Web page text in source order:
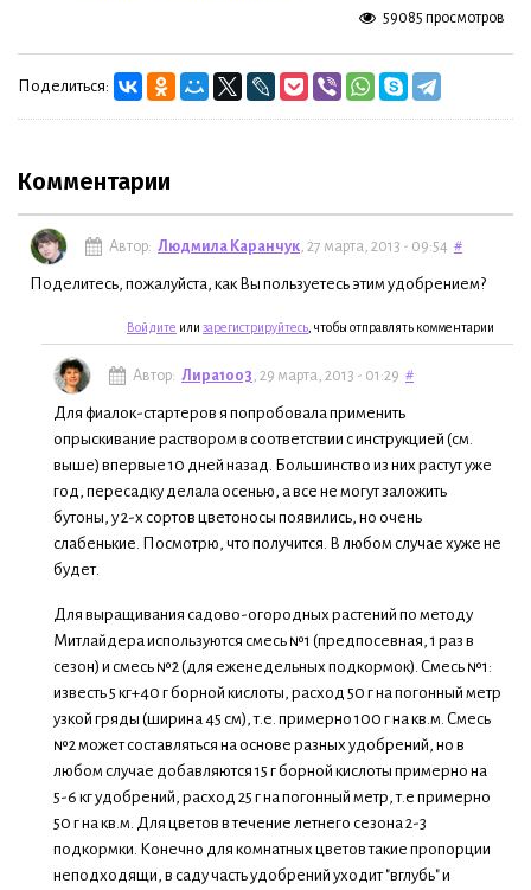
59085 просмотров
Поделиться:
Комментарии
Автор: Людмила Каранчук, 27 марта, 2013 - 09:54 #
Поделитесь, пожалуйста, как Вы пользуетесь этим удобрением?
Войдите или зарегистрируйтесь, чтобы отправлять комментарии
Автор: Лира1003, 29 марта, 2013 - 01:29 #
Для фиалок-стартеров я попробовала применить
опрыскивание раствором в соответствии с инструкцией (см.
выше) впервые 10 дней назад. Большинство из них растут уже
год, пересадку делала осенью, а все не могут заложить
бутоны, у 2-х сортов цветоносы появились, но очень
слабенькие. Посмотрю, что получится. В любом случае хуже не
будет.
Для выращивания садово-огородных растений по методу
Митлайдера используются смесь №1 (предпосевная, 1 раз в
сезон) и смесь №2 (для еженедельных подкормок). Смесь №1:
известь 5 кг+40 г борной кислоты, расход 50 г на погонный метр
узкой гряды (ширина 45 см), т.е. примерно 100 г на кв.м. Смесь
№2 может составляться на основе разных удобрений, но в
любом случае добавляются 15 г борной кислоты примерно на
5-6 кг удобрений, расход 25 г на погонный метр, т.е примерно
50 г на кв.м. Для цветов в течение летнего сезона 2-3
подкормки. Конечно для комнатных цветов такие пропорции
неподходящи, в саду часть удобрений уходит "вглубь" и